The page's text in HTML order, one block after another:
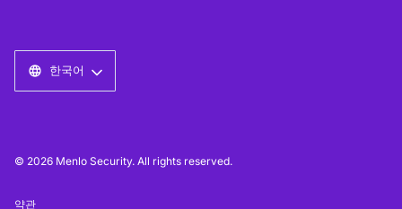
한국어
© 2026 Menlo Security. All rights reserved.
약관